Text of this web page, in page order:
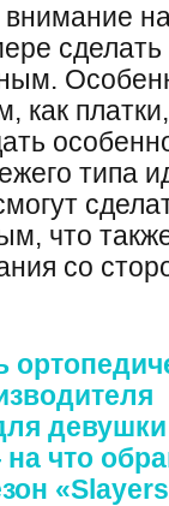
как
типа
что
со
девушки
что